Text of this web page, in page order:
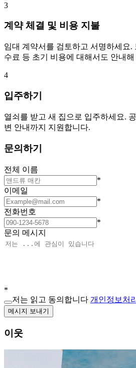
3
계약 체결 및 비용 지불
임대 계약서를 검토하고 서명하세요.
수료 등 초기 비용에 대해서도 안내
4
입주하기
열쇠를 받고 새 집으로 입주하세요.
변 안내까지 지원합니다.
문의하기
전체 이름
*
이메일
*
전화번호
*
문의 메시지
*
저는 읽고 동의합니다 개인정보처
메시지 보내기
이웃